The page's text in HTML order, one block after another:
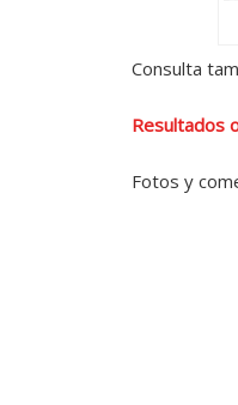
Consulta
Resultados
Fotos y